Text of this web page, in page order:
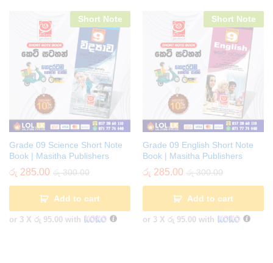
Short Note
Grade 09 Science Short Note
Book | Masitha Publishers
රු 285.00 රු300.00
Add to cart
or 3 X රු 95.00 with
Short Note
Grade 09 English Short Note
Book | Masitha Publishers
රු 285.00 රු300.00
Add to cart
or 3 X රු 95.00 with